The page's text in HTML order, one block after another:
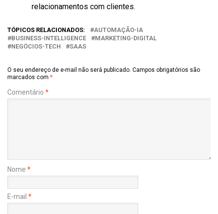
relacionamentos com clientes.
TÓPICOS RELACIONADOS:
AUTOMAÇÃO-IA
BUSINESS-INTELLIGENCE
MARKETING-DIGITAL
NEGÓCIOS-TECH
SAAS
O seu endereço de e-mail não será publicado. Campos obrigatórios são
marcados com *
Comentário *
Nome *
E-mail *